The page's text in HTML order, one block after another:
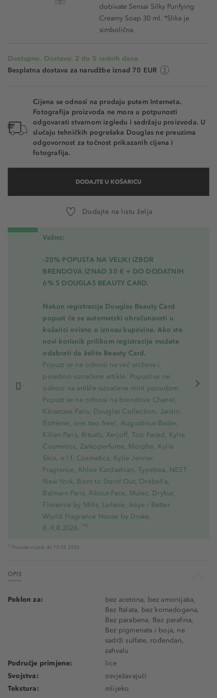
dobivate Sensai Silky Purifying
Creamy Soap 30 ml. *Slika je
simbolična
Dostupno. Dostava: 2 do 5 radnih dana
Besplatna dostava za narudžbe iznad 70 EUR
Cijena se odnosi na prodaju putem Interneta.
Fotografija proizvoda ne mora u potpunosti
odgovarati stvarnom izgledu i sadržaju proizvoda. U
slučaju tehničkih pogrešaka Douglas ne preuzima
odgovornost za točnost prikazanih cijena i
fotografija.
DODAJTE U KOŠARICU
Dodajte na listu želja
Važno:
-20% POPUSTA NA VELIKI IZBOR
BRENDOVA IZNAD 30 € + DO DODATNIH
6% S DOUGLAS BEAUTY CARD.
Nakon registracije Douglas Beauty Card
popust će se automatski obračunavati u
košarici ovisno o iznosu kupovine. Ako ste
novi korisnik prilikom registracije možete
odabrati da želite Beauty Card.
Popust se ne odnosi na već snižene i
posebno označene artikle. Popust se ne
odnosi na artikle označene mint ponudom.
Popust se ne odnosi na brendove Chanel,
Kérastase Paris, Douglas Collection, Jardin
Bohème, one.two.free!, Augustinus Bader,
Kilian Paris, Rituals, Xerjoff, Too Faced, Kylie
Cosmetics, Zarkoperfume, Morphe, Kylie
Skin, e.l.f. Cosmetics, Kylie Jenner
Fragrance, Khloe Kardashian, Typebea, NEST
New York, Born to Stand Out, Orebella,
Balmain Paris, About-Face, Mulac, Drybar,
Florence by Mills, Lolavie, Iraye i Better
World Fragrance House by Drake.
8.-9.8.2026. *1
*1 Ponuda vrijedi do 10.08.2026
OPIS
Poklon za:
bez acetona, bez amonijaka,
Bez ftalata, bez komedogena,
Bez parabena, Bez parafina,
Bez pigmenata i boja, ne
sadrži sulfate, rođendan,
zahvalu
Područje primjene:
lice
Svojstva:
osvježavajući
Tekstura:
mlijeko